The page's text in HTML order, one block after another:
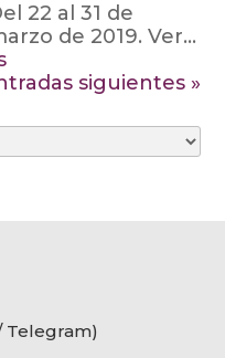
22 al 31 de
de 2019. Ver...
siguientes »
Telegram)